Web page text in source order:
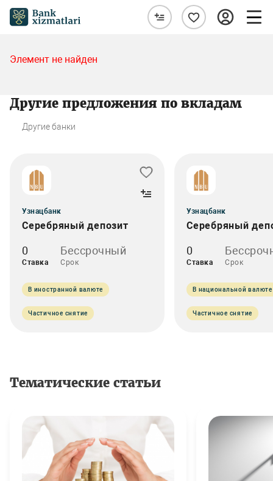
Элемент не найден
Другие предложения по вкладам
Другие банки
Узнацбанк
Серебряный депозит
0
Ставка
Бессрочный
Срок
В иностранной валюте
Частичное снятие
Узнацбанк
Серебряный
0
Ставка Срок
В национальной валюте
Частичное снятие
Тематические статьи